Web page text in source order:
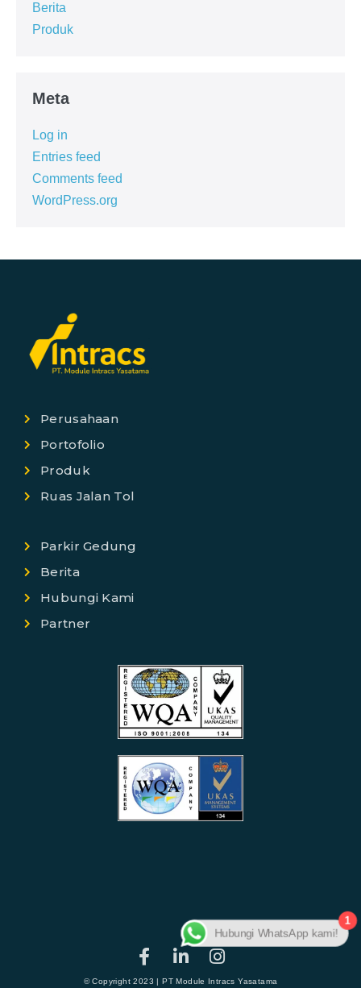
Berita
Produk
Meta
Log in
Entries feed
Comments feed
WordPress.org
Perusahaan
Portofolio
Produk
Ruas Jalan Tol
Parkir Gedung
Berita
Hubungi Kami
Partner
© Copyright 2023 | PT Module Intracs Yasatama
1
Hubungi WhatsApp kami!